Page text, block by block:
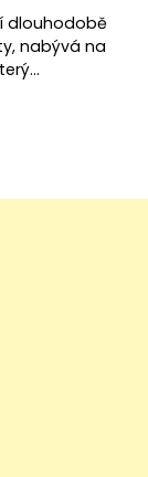
dlouhodobě
nabývá na